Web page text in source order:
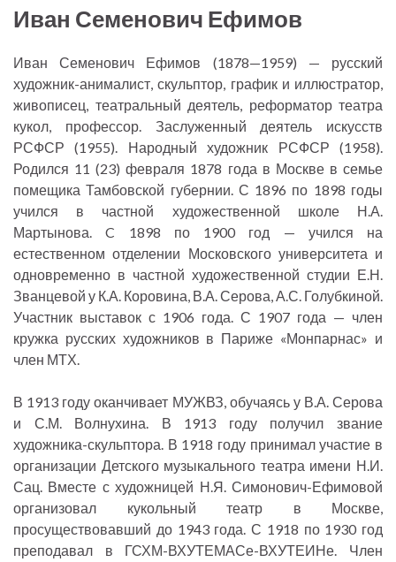
Иван Семенович Ефимов
Иван Семенович Ефимов (1878—1959) — русский
художник-анималист, скульптор, график и иллюстратор,
живописец, театральный деятель, реформатор театра
кукол, профессор. Заслуженный деятель искусств
РСФСР (1955). Народный художник РСФСР (1958).
Родился 11 (23) февраля 1878 года в Москве в семье
помещика Тамбовской губернии. С 1896 по 1898 годы
учился в частной художественной школе Н.А.
Мартынова. C 1898 по 1900 год — учился на
естественном отделении Московского университета и
одновременно в частной художественной студии Е.Н.
Званцевой у К.А. Коровина, В.А. Серова, А.С. Голубкиной.
Участник выставок с 1906 года. С 1907 года — член
кружка русских художников в Париже «Монпарнас» и
член МТХ.
В 1913 году оканчивает МУЖВЗ, обучаясь у В.А. Серова
и С.М. Волнухина. В 1913 году получил звание
художника-скульптора. В 1918 году принимал участие в
организации Детского музыкального театра имени Н.И.
Сац. Вместе с художницей Н.Я. Симонович-Ефимовой
организовал кукольный театр в Москве,
просуществовавший до 1943 года. С 1918 по 1930 год
преподавал в ГСХМ-ВХУТЕМАСе-ВХУТЕИНе. Член